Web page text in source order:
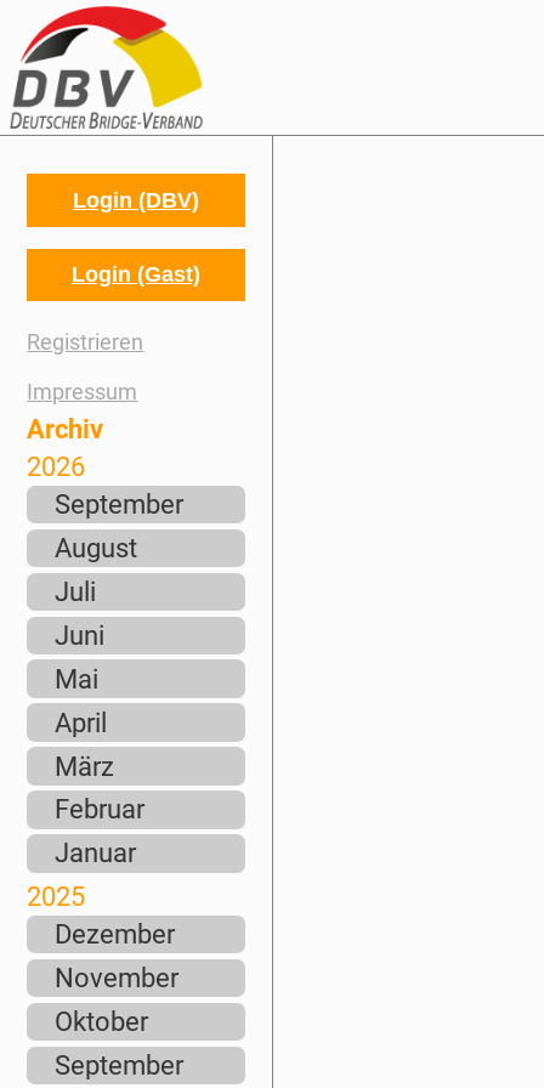
Login (DBV)
Login (Gast)
Registrieren
Impressum
Archiv
2026
September
August
Juli
Juni
Mai
April
März
Februar
Januar
2025
Dezember
November
Oktober
September